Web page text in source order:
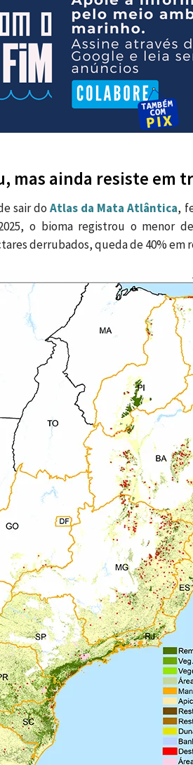
mas ainda resiste em
sair do Atlas da Mata Atlântica,
o bioma registrou o menor
derrubados, queda de 40% em